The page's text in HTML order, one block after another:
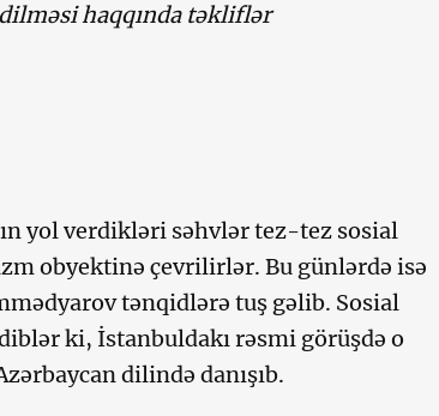
haqqında təkliflər
yol verdikləri səhvlər tez-tez sosial
obyektinə çevrilirlər. Bu günlərdə isə
tənqidlərə tuş gəlib. Sosial
ki, İstanbuldakı rəsmi görüşdə o
dilində danışıb.